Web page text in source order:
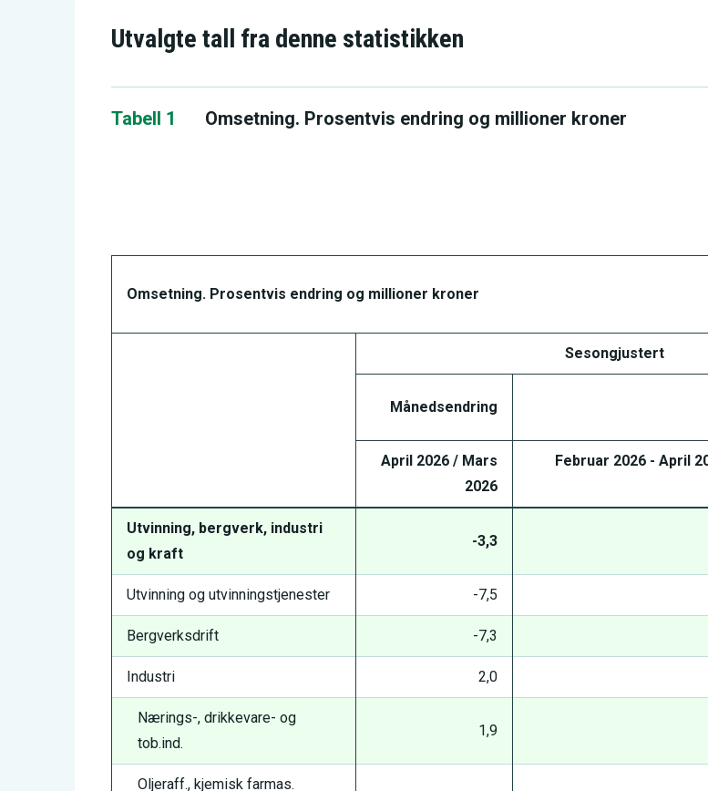
Utvalgte tall fra denne statistikken
Tabell 1 Omsetning. Prosentvis endring og millioner kroner
Omsetning. Prosentvis endring og millioner kroner
Sesongjustert
Månedsendring
April 2026 / Mars
2026
Februar 2026 - April
Utvinning, bergverk, industri
og kraft
-3,3
Utvinning og utvinningstjenester -7,5
Bergverksdrift -7,3
Industri 2,0
Nærings-, drikkevare- og
tob.ind.
1,9
Oljeraff., kjemisk farmas.